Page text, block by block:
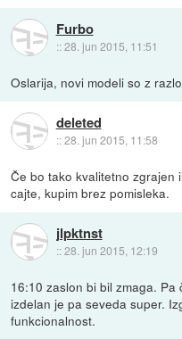
Furbo
::28. jun 2015, 11:51
Oslarija, novi modeli so z
deleted
::28. jun 2015, 11:58
Če bo tako kvalitetno zgrajen
cajte, kupim brez pomisleka.
jlpktnst
::28. jun 2015, 12:19
16:10 zaslon bi bil zmaga.
izdelan je pa seveda super.
funkcionalnost.